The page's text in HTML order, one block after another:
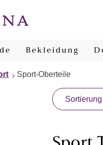
Bekleidung
Sport-Oberteile
Sortierung